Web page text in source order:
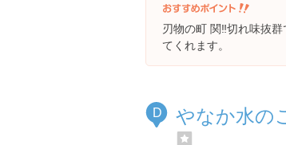
刃物の町 関‼️切れ味抜
てくれます。
D やなか水の